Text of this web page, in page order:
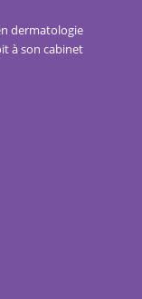
dermatologie
à son cabinet